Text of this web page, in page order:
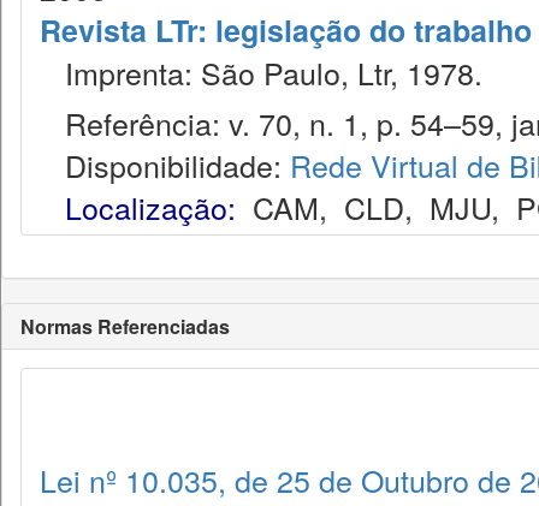
Revista LTr: legislação do trabalho
Imprenta: São Paulo, Ltr, 1978.
Referência: v. 70, n. 1, p. 54–59,
Disponibilidade: Rede Virtual de
Localização: CAM, CLD, MJU,
Normas Referenciadas
Lei nº 10.035, de 25 de Outubro de